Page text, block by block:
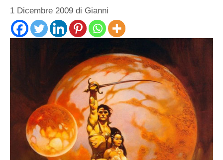
1 Dicembre 2009 di Gianni